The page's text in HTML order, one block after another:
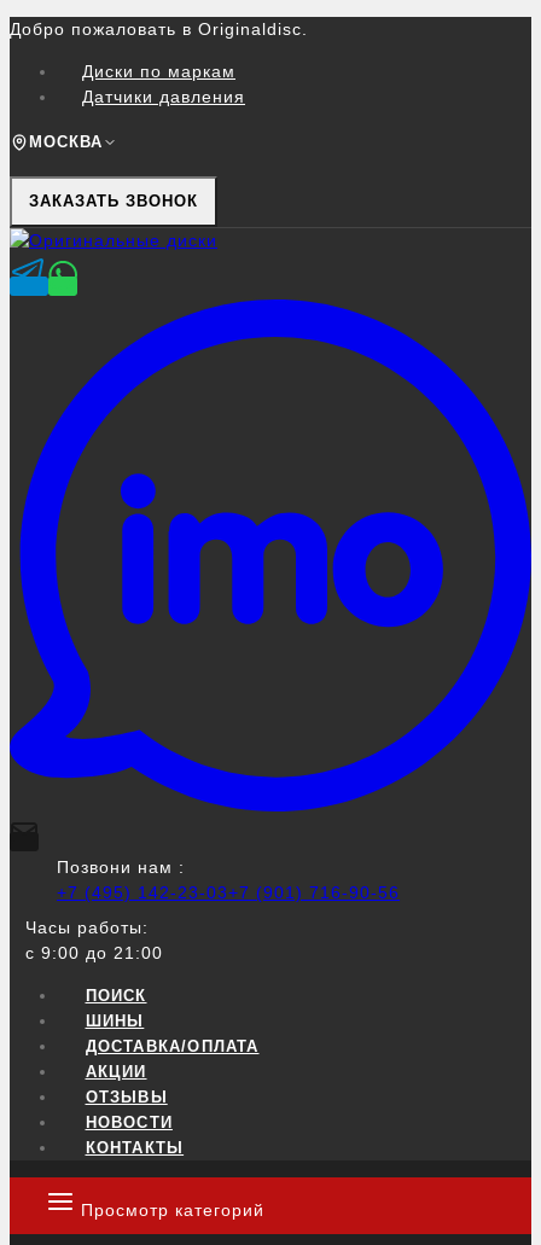
Перейти
контенту
Добро пожаловать в Originaldisc.
Диски по маркам
Датчики давления
МОСКВА
ЗАКАЗАТЬ ЗВОНОК
Позвони нам :
+7 (495) 142-23-03+7 (901) 716-90-56
Часы работы:
с 9:00 до 21:00
ПОИСК
ШИНЫ
ДОСТАВКА/ОПЛАТА
АКЦИИ
ОТЗЫВЫ
НОВОСТИ
КОНТАКТЫ
Просмотр категорий